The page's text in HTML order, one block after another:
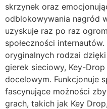
skrzynek oraz
odblokowywania nagród
uzyskuje raz po raz
społeczności
oryginalnych rodzai
gierek sieciowy, Key-
docelowym. Funkcjonuje
fascynujące możności
grach, takich jak Key